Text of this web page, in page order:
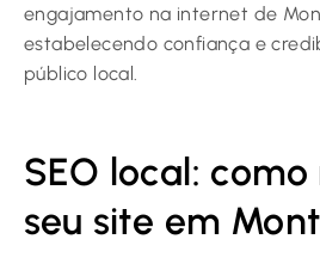
engajamento na internet de
estabelecendo confiança e
público local.
SEO local:
seu site em